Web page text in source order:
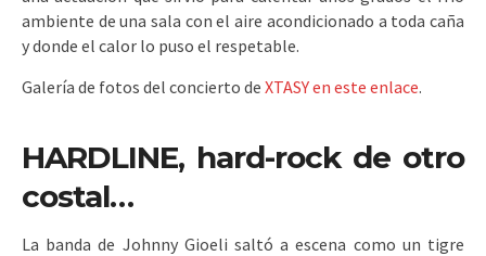
ambiente de una sala con el aire acondicionado a toda caña
y donde el calor lo puso el respetable.
Galería de fotos del concierto de XTASY en este enlace.
HARDLINE, hard-rock de otro
costal…
La banda de Johnny Gioeli saltó a escena como un tigre